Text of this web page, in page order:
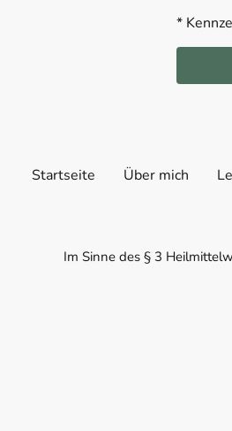
*
Startseite Über mich
Im Sinne des § 3